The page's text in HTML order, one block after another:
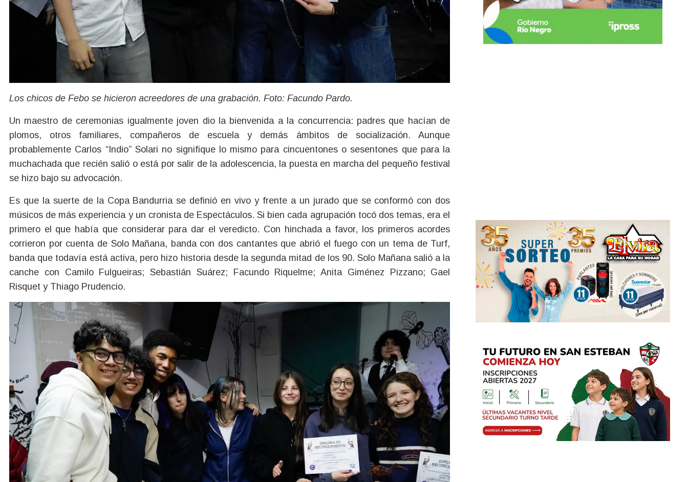
Los chicos de Febo se hicieron acreedores de una grabación. Foto: Facundo Pardo.
Un maestro de ceremonias igualmente joven dio la bienvenida a la concurrencia: padres que hacían de
plomos, otros familiares, compañeros de escuela y demás ámbitos de socialización. Aunque
probablemente Carlos “Indio” Solari no signifique lo mismo para cincuentones o sesentones que para la
muchachada que recién salió o está por salir de la adolescencia, la puesta en marcha del pequeño festival
se hizo bajo su advocación.
Es que la suerte de la Copa Bandurria se definió en vivo y frente a un jurado que se conformó con dos
músicos de más experiencia y un cronista de Espectáculos. Si bien cada agrupación tocó dos temas, era el
primero el que había que considerar para dar el veredicto. Con hinchada a favor, los primeros acordes
corrieron por cuenta de Solo Mañana, banda con dos cantantes que abrió el fuego con un tema de Turf,
banda que todavía está activa, pero hizo historia desde la segunda mitad de los 90. Solo Mañana salió a la
canche con Camilo Fulgueiras; Sebastián Suárez; Facundo Riquelme; Anita Giménez Pizzano; Gael
Risquet y Thiago Prudencio.